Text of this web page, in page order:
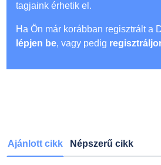
tagjaink érhetik el.
Ha Ön már korábban regisztrált a
lépjen be, vagy pedig
Ajánlott cikk Népszerű cikk